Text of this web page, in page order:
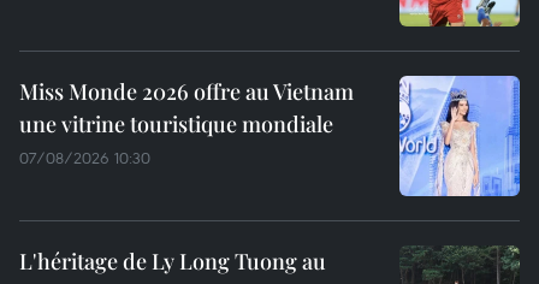
Miss Monde 2026 offre au Vietnam
une vitrine touristique mondiale
07/08/2026 10:30
L'héritage de Ly Long Tuong au